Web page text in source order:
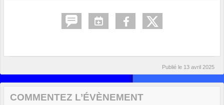
Publié le 13 avril 2025
COMMENTEZ L’ÉVÈNEMENT